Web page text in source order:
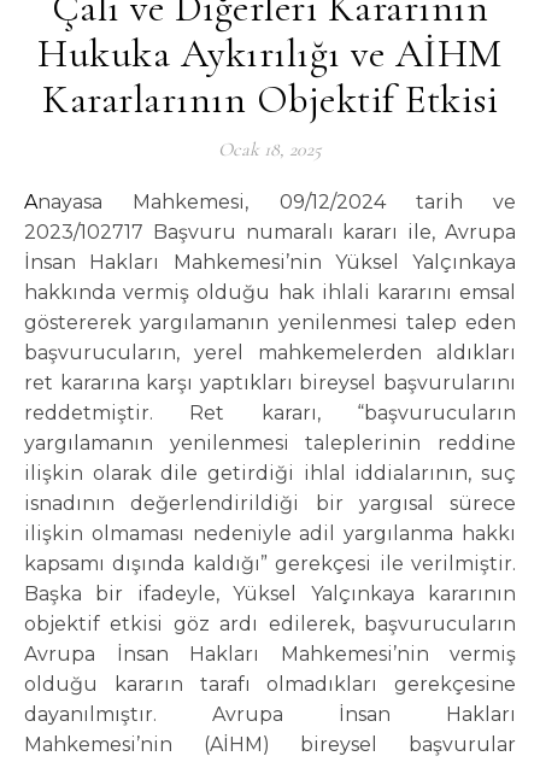
Hukuka Aykırılığı ve AİHM
Kararlarının Objektif Etkisi
Ocak 18, 2025
Anayasa Mahkemesi, 09/12/2024 tarih ve
2023/102717 Başvuru numaralı kararı ile, Avrupa
İnsan Hakları Mahkemesi’nin Yüksel Yalçınkaya
hakkında vermiş olduğu hak ihlali kararını emsal
göstererek yargılamanın yenilenmesi talep eden
başvurucuların, yerel mahkemelerden aldıkları
ret kararına karşı yaptıkları bireysel başvurularını
reddetmiştir. Ret kararı, “başvurucuların
yargılamanın yenilenmesi taleplerinin reddine
ilişkin olarak dile getirdiği ihlal iddialarının, suç
isnadının değerlendirildiği bir yargısal sürece
ilişkin olmaması nedeniyle adil yargılanma hakkı
kapsamı dışında kaldığı” gerekçesi ile verilmiştir.
Başka bir ifadeyle, Yüksel Yalçınkaya kararının
objektif etkisi göz ardı edilerek, başvurucuların
Avrupa İnsan Hakları Mahkemesi’nin vermiş
olduğu kararın tarafı olmadıkları gerekçesine
dayanılmıştır. Avrupa İnsan Hakları
Mahkemesi’nin (AİHM) bireysel başvurular